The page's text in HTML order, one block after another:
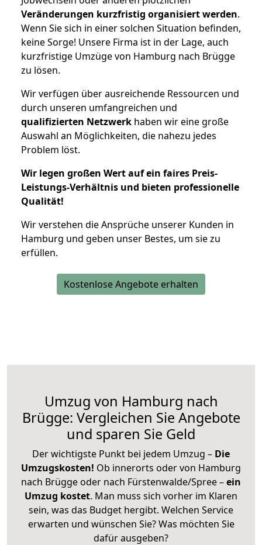
Veränderungen kurzfristig organisiert werden.
Wenn Sie sich in einer solchen Situation befinden,
keine Sorge! Unsere Firma ist in der Lage, auch
kurzfristige Umzüge von Hamburg nach Brügge
zu lösen.
Wir verfügen über ausreichende Ressourcen und
durch unseren umfangreichen und
qualifizierten Netzwerk haben wir eine große
Auswahl an Möglichkeiten, die nahezu jedes
Problem löst.
Wir legen großen Wert auf ein faires Preis-
Leistungs-Verhältnis und bieten professionelle
Qualität!
Wir verstehen die Ansprüche unserer Kunden in
Hamburg und geben unser Bestes, um sie zu
erfüllen.
Kostenlose Angebote erhalten
Umzug von Hamburg nach
Brügge: Vergleichen Sie Angebote
und sparen Sie Geld
Der wichtigste Punkt bei jedem Umzug – Die
Umzugskosten! Ob innerorts oder von Hamburg
nach Brügge oder nach Fürstenwalde/Spree –ein
Umzug kostet. Man muss sich vorher im Klaren
sein, was das Budget hergibt. Welchen Service
erwarten und wünschen Sie? Was möchten Sie
dafür ausgeben?